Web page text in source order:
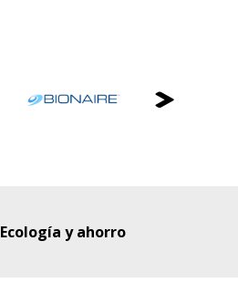
Ecología y ahorro